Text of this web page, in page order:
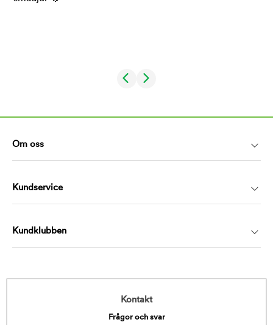
Om oss
Kundservice
Kundklubben
Kontakt
Frågor och svar